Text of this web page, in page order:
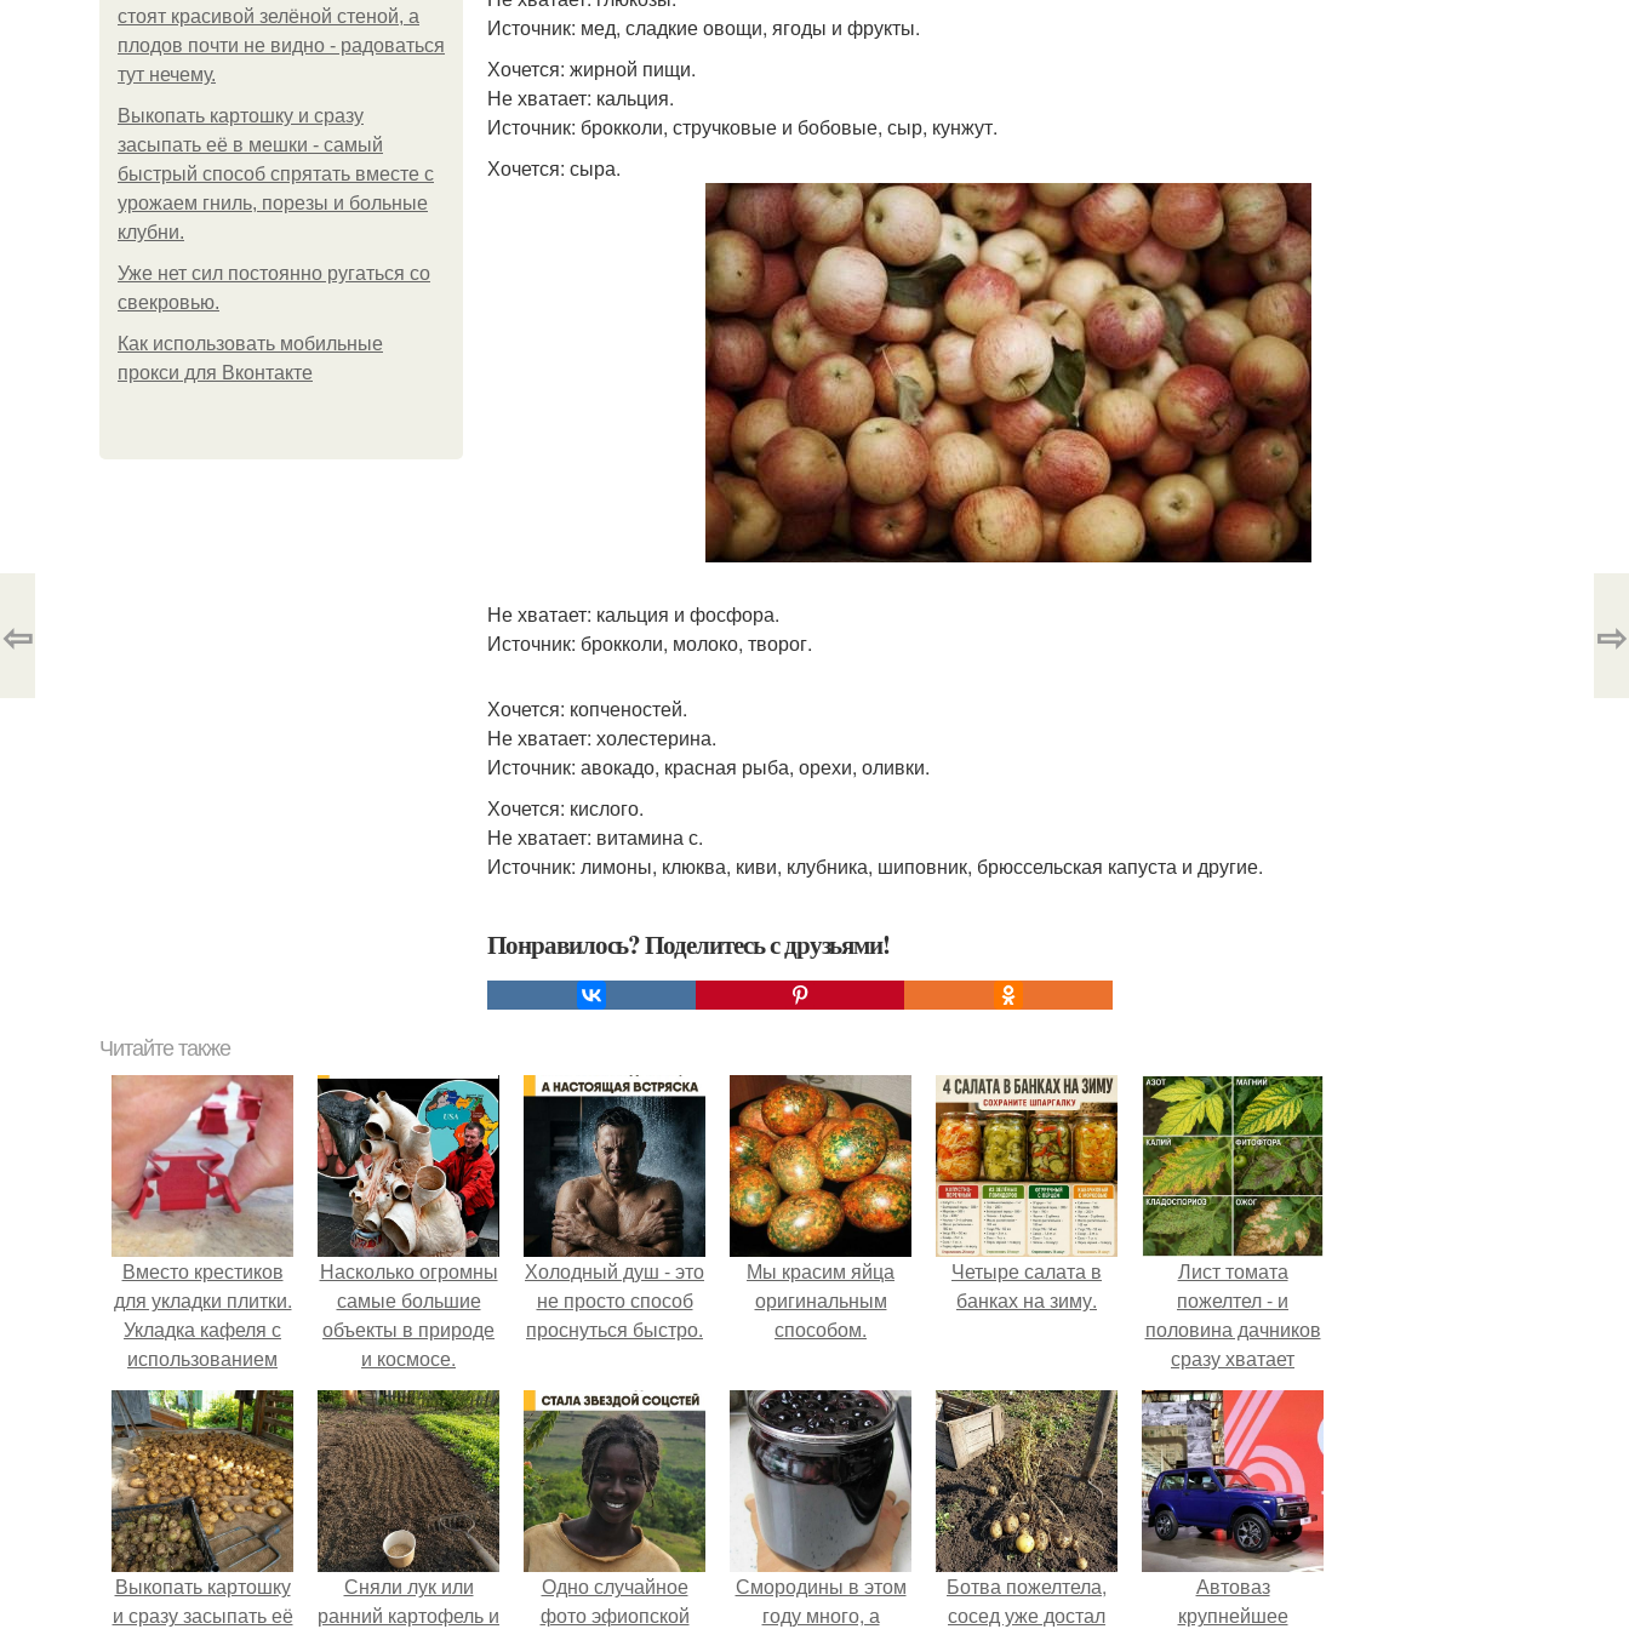
стоят красивой зелёной стеной, а
плодов почти не видно - радоваться
тут нечему.
Выкопать картошку и сразу
засыпать её в мешки - самый
быстрый способ спрятать вместе с
урожаем гниль, порезы и больные
клубни.
Уже нет сил постоянно ругаться со
свекровью.
Как использовать мобильные
прокси для Вконтакте
Источник: мед, сладкие овощи, ягоды и фрукты.
Хочется: жирной пищи.
Не хватает: кальция.
Источник: брокколи, стручковые и бобовые, сыр, кунжут.
Хочется: сыра.
Не хватает: кальция и фосфора.
Источник: брокколи, молоко, творог.
Хочется: копченостей.
Не хватает: холестерина.
Источник: авокадо, красная рыба, орехи, оливки.
Хочется: кислого.
Не хватает: витамина с.
Источник: лимоны, клюква, киви, клубника, шиповник, брюссельская капуста и другие.
Понравилось? Поделитесь с друзьями!
⇦ ⇨
Читайте также
Вместо крестиков
для укладки плитки.
Укладка кафеля с
использованием
системы
выравнивания
плитки СВП.
Насколько огромны
самые большие
объекты в природе
и космосе.
Холодный душ - это
не просто способ
проснуться быстро.
Мы красим яйца
оригинальным
способом.
Четыре салата в
банках на зиму.
Лист томата
пожелтел - и
половина дачников
сразу хватает
удобрение.
Выкопать картошку
и сразу засыпать её
Сняли лук или
ранний картофель и
Одно случайное
фото эфиопской
Смородины в этом
году много, а
Ботва пожелтела,
сосед уже достал
Автоваз
крупнейшее